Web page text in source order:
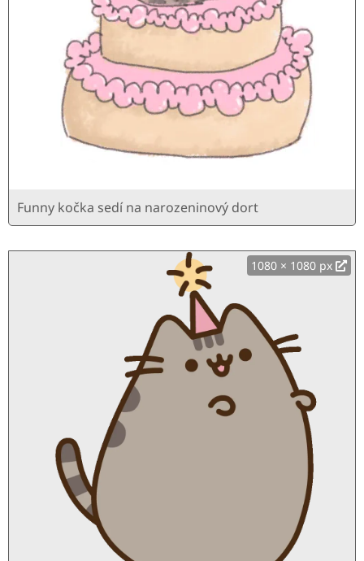
Funny kočka sedí na narozeninový dort
1080 × 1080 px